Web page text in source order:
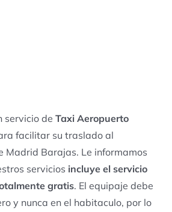
servicio de Taxi Aeropuerto
facilitar su traslado al
Madrid Barajas. Le informamos
servicios incluye el servicio
gratis. El equipaje debe
y nunca en el habitaculo, por lo